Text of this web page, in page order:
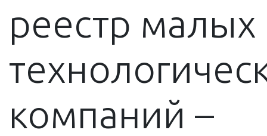
реестр малых
компаний –